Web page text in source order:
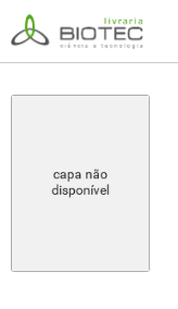
Pular
para
navegação
Pular
para
o
conteúdo